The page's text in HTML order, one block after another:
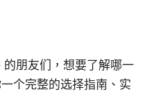
朋友们，想要了解哪一
个完整的选择指南、实